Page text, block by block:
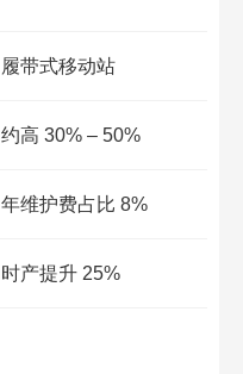
履带式移动站​
约高 30% – 50%​
年维护费占比 8%​
时产提升 25%​